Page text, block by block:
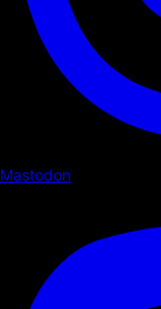
Mastodon